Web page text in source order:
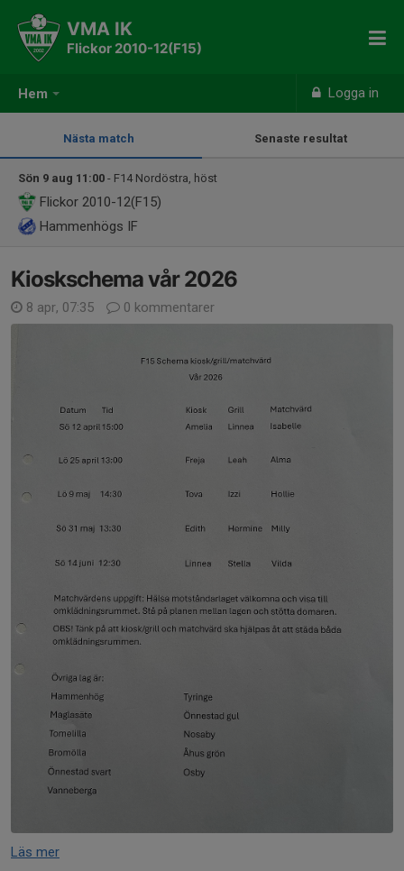
Hem Logga in
VMA IK
Flickor 2010-12(F15)
Nästa match Senaste resultat
Sön 9 aug 11:00 - F14 Nordöstra, höst
Flickor 2010-12(F15)
Hammenhögs IF
Kioskschema vår 2026
8 apr, 07:35 0 kommentarer
Läs mer